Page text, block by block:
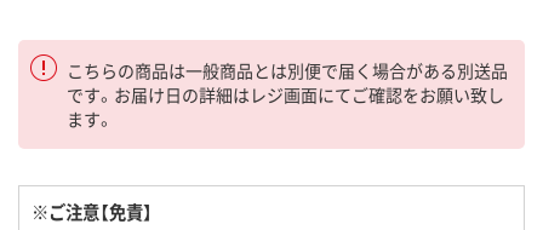
こちらの商品は一般商品とは別便で届く場合がある別送品
です。お届け日の詳細はレジ画面にてご確認をお願い致し
ます。
※ご注意【免責】